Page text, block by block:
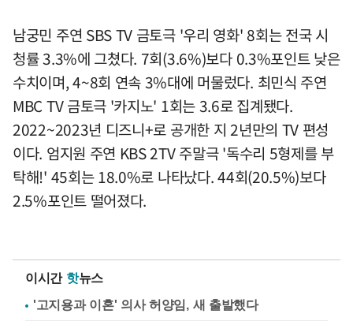
남궁민 주연 SBS TV 금토극 '우리 영화' 8회는 전국 시
청률 3.3%에 그쳤다. 7회(3.6%)보다 0.3%포인트 낮은
수치이며, 4~8회 연속 3%대에 머물렀다. 최민식 주연
MBC TV 금토극 '카지노' 1회는 3.6로 집계됐다.
2022~2023년 디즈니+로 공개한 지 2년만의 TV 편성
이다. 엄지원 주연 KBS 2TV 주말극 '독수리 5형제를 부
탁해!' 45회는 18.0%로 나타났다. 44회(20.5%)보다
2.5%포인트 떨어졌다.
이시간 핫뉴스
'고지용과 이혼' 의사 허양임, 새 출발했다